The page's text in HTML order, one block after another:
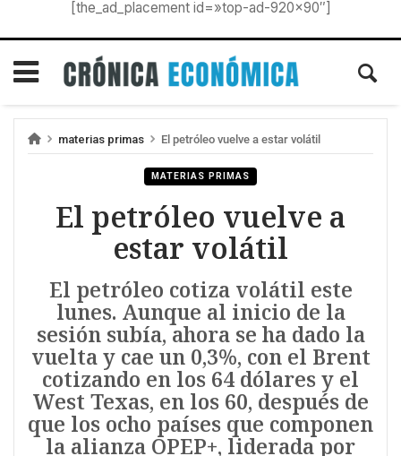
[the_ad_placement id=»top-ad-920×90″]
materias primas El petróleo vuelve a estar volátil
MATERIAS PRIMAS
El petróleo vuelve a
estar volátil
El petróleo cotiza volátil este
lunes. Aunque al inicio de la
sesión subía, ahora se ha dado la
vuelta y cae un 0,3%, con el Brent
cotizando en los 64 dólares y el
West Texas, en los 60, después de
que los ocho países que componen
la alianza OPEP+, liderada por